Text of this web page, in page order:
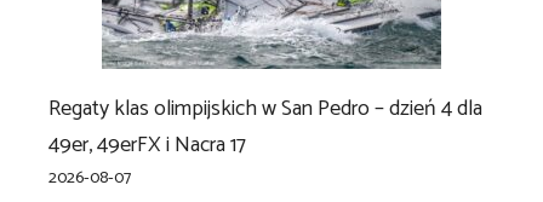
Regaty klas olimpijskich w San Pedro – dzień 4 dla
49er, 49erFX i Nacra 17
2026-08-07